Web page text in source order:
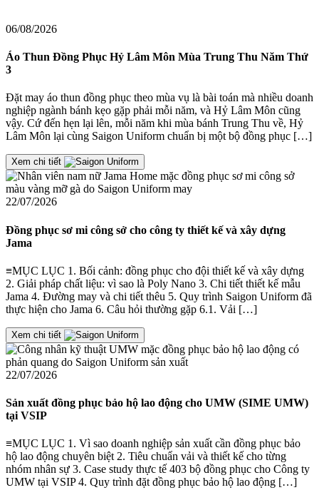
06/08/2026
Áo Thun Đồng Phục Hỷ Lâm Môn Mùa Trung Thu Năm Thứ
3
Đặt may áo thun đồng phục theo mùa vụ là bài toán mà nhiều doanh
nghiệp ngành bánh kẹo gặp phải mỗi năm, và Hỷ Lâm Môn cũng
vậy. Cứ đến hẹn lại lên, mỗi năm khi mùa bánh Trung Thu về, Hỷ
Lâm Môn lại cùng Saigon Uniform chuẩn bị một bộ đồng phục […]
Xem chi tiết
22/07/2026
Đồng phục sơ mi công sở cho công ty thiết kế và xây dựng
Jama
≡MỤC LỤC 1. Bối cảnh: đồng phục cho đội thiết kế và xây dựng
2. Giải pháp chất liệu: vì sao là Poly Nano 3. Chi tiết thiết kế mẫu
Jama 4. Đường may và chi tiết thêu 5. Quy trình Saigon Uniform đã
thực hiện cho Jama 6. Câu hỏi thường gặp 6.1. Vải […]
Xem chi tiết
22/07/2026
Sản xuất đồng phục bảo hộ lao động cho UMW (SIME UMW)
tại VSIP
≡MỤC LỤC 1. Vì sao doanh nghiệp sản xuất cần đồng phục bảo
hộ lao động chuyên biệt 2. Tiêu chuẩn vải và thiết kế cho từng
nhóm nhân sự 3. Case study thực tế 403 bộ đồng phục cho Công ty
UMW tại VSIP 4. Quy trình đặt đồng phục bảo hộ lao động […]